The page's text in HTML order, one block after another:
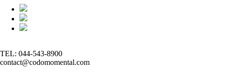
TEL: 044-543-8900
contact@codomomental.com